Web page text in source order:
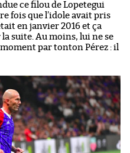
ce filou de Lopetegui
fois que l’idole avait pris
en janvier 2016 et ça
la suite. Au moins, lui ne se
par tonton Pérez : il